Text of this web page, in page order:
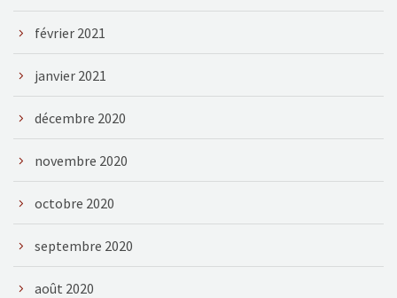
février 2021
janvier 2021
décembre 2020
novembre 2020
octobre 2020
septembre 2020
août 2020